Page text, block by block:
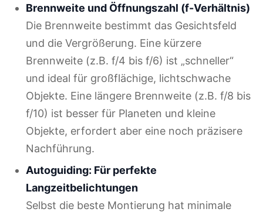
Brennweite und Öffnungszahl (f-Verhältnis)
Die Brennweite bestimmt das Gesichtsfeld
und die Vergrößerung. Eine kürzere
Brennweite (z.B. f/4 bis f/6) ist „schneller“
und ideal für großflächige, lichtschwache
Objekte. Eine längere Brennweite (z.B. f/8 bis
f/10) ist besser für Planeten und kleine
Objekte, erfordert aber eine noch präzisere
Nachführung.
Autoguiding: Für perfekte
Langzeitbelichtungen
Selbst die beste Montierung hat minimale